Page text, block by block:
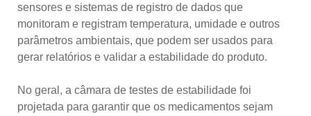
sensores e sistemas de registro de dados que
monitoram e registram temperatura, umidade e outros
parâmetros ambientais, que podem ser usados ​​para
gerar relatórios e validar a estabilidade do produto.
No geral, a câmara de testes de estabilidade foi
projetada para garantir que os medicamentos sejam